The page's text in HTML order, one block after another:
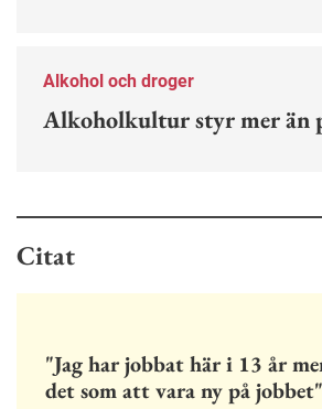
Alkohol och droger
Alkoholkultur styr mer än
Citat
"Jag har jobbat här i 13 år
det som att vara ny på jobbet"